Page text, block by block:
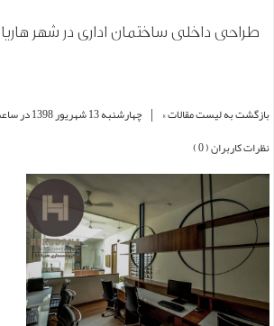
طراحی داخلی ساختمان اداری در شهر
بازگشت به لیست مقالات » | چهارشنبه 13 شهریور 1398 در ساعت 15 : 37 دقیقه
نظرات کاربران ( 0 )